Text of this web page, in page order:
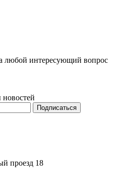
любой интересующий вопрос
новостей
Подписаться
проезд 18